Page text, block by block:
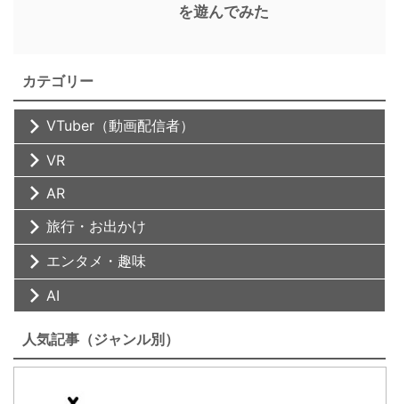
を遊んでみた
カテゴリー
VTuber（動画配信者）
VR
AR
旅行・お出かけ
エンタメ・趣味
AI
人気記事（ジャンル別）